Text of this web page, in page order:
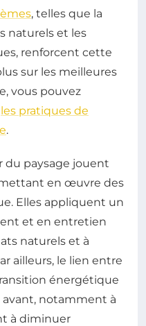
, telles que la
naturels et les
renforcent cette
sur les meilleures
vous pouvez
les pratiques de
.
du paysage jouent
en œuvre des
Elles appliquent un
et en entretien
naturels et à
ailleurs, le lien entre
énergétique
notamment à
à diminuer